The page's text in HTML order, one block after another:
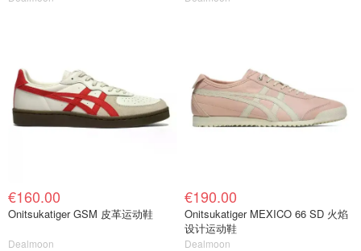
€160.00
Onitsukatiger GSM 皮革运动鞋
Dealmoon
€190.00
Onitsukatiger MEXICO 66 SD 火焰
设计运动鞋
Dealmoon